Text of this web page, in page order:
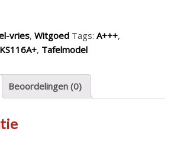
vries, Witgoed Tags: A+++,
KS116A+, Tafelmodel
Beoordelingen (0)